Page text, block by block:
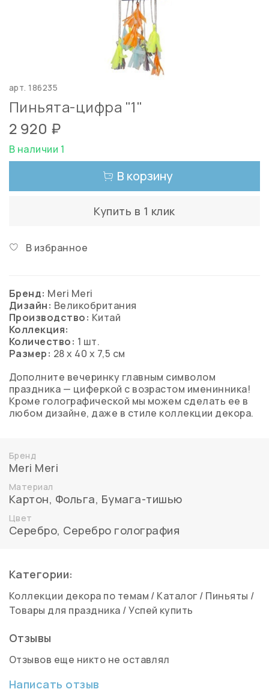
арт.186235
Пиньята-цифра "1"
2 920 ₽
В наличии 1
В корзину
Купить в 1 клик
В избранное
Бренд: Meri Meri
Дизайн: Великобритания
Производство: Китай
Коллекция:
Количество: 1 шт.
Размер: 28 x 40 x 7,5 см
Дополните вечеринку главным символом
праздника — циферкой с возрастом именинника!
Кроме голографической мы можем сделать ее в
любом дизайне, даже в стиле коллекции декора.
Бренд
Meri Meri
Материал
Картон, Фольга, Бумага-тишью
Цвет
Серебро, Серебро голография
Категории:
Коллекции декора по темам / Каталог / Пиньяты /
Товары для праздника /Успей купить
Отзывы
Отзывов еще никто не оставлял
Написать отзыв